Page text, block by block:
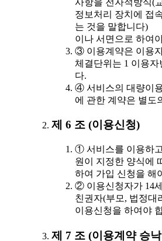
정보처리 장치에 접
는 것을 말합니다)
이나 서면으로 하여
③ 이용계약은 이용
체결단위는 1 이용자
다.
④ 서비스의 대량이
에 관한 계약은 별도
제 6 조 (이용신청)
① 서비스를 이용하
원이 지정한 양식에
하여 가입 신청을 해
② 이용신청자가 14
친권자(부모, 법정대
이용신청을 하여야
제 7 조 (이용계약 승